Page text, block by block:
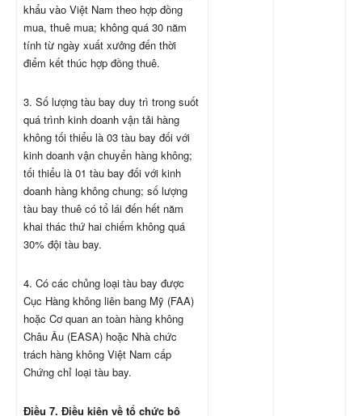
khẩu vào Việt Nam theo hợp đồng
mua, thuê mua; không quá 30 năm
tính từ ngày xuất xưởng đến thời
điểm kết thúc hợp đồng thuê.
3. Số lượng tàu bay duy trì trong suốt
quá trình kinh doanh vận tải hàng
không tối thiểu là 03 tàu bay đối với
kinh doanh vận chuyển hàng không;
tối thiểu là 01 tàu bay đối với kinh
doanh hàng không chung; số lượng
tàu bay thuê có tổ lái đến hết năm
khai thác thứ hai chiếm không quá
30% đội tàu bay.
4. Có các chủng loại tàu bay được
Cục Hàng không liên bang Mỹ (FAA)
hoặc Cơ quan an toàn hàng không
Châu Âu (EASA) hoặc Nhà chức
trách hàng không Việt Nam cấp
Chứng chỉ loại tàu bay.
Điều 7. Điều kiện về tổ chức bộ